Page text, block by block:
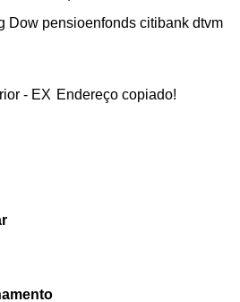
Dow pensioenfonds citibank dtvm
- EX Endereço copiado!